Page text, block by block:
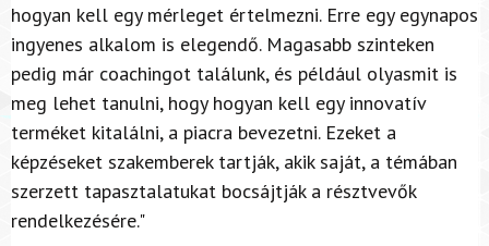
hogyan kell egy mérleget értelmezni. Erre egy egynapos
ingyenes alkalom is elegendő. Magasabb szinteken
pedig már coachingot találunk, és például olyasmit is
meg lehet tanulni, hogy hogyan kell egy innovatív
terméket kitalálni, a piacra bevezetni. Ezeket a
képzéseket szakemberek tartják, akik saját, a témában
szerzett tapasztalatukat bocsájtják a résztvevők
rendelkezésére."